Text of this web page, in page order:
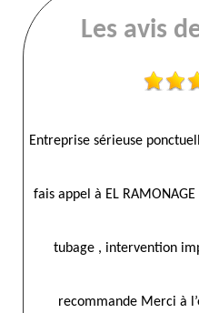
Les avis
Entreprise sérieuse
fais appel à EL
tubage , intervention
recommande Merci à